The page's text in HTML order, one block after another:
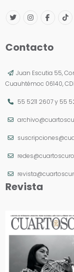
Contacto
Juan Escutia 55,
Cuauhtémoc 06140,
55 5211 2607y 55
Revista